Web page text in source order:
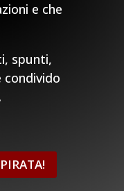
e che
spunti,
condivido